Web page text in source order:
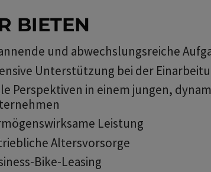
BIETEN
und abwechslungsreiche
Unterstützung bei der
Perspektiven in einem jungen,
Leistung
Altersvorsorge
Bike-Leasing